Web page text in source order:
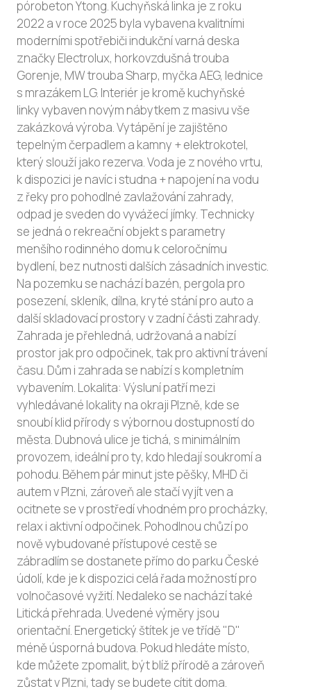
pórobeton Ytong. Kuchyňská linka je z roku
2022 a v roce 2025 byla vybavena kvalitními
moderními spotřebiči indukční varná deska
značky Electrolux, horkovzdušná trouba
Gorenje, MW trouba Sharp, myčka AEG, lednice
s mrazákem LG. Interiér je kromě kuchyňské
linky vybaven novým nábytkem z masivu vše
zakázková výroba. Vytápění je zajištěno
tepelným čerpadlem a kamny + elektrokotel,
který slouží jako rezerva. Voda je z nového vrtu,
k dispozici je navíc i studna + napojení na vodu
z řeky pro pohodlné zavlažování zahrady,
odpad je sveden do vyvážecí jímky. Technicky
se jedná o rekreační objekt s parametry
menšího rodinného domu k celoročnímu
bydlení, bez nutnosti dalších zásadních investic.
Na pozemku se nachází bazén, pergola pro
posezení, skleník, dílna, kryté stání pro auto a
další skladovací prostory v zadní části zahrady.
Zahrada je přehledná, udržovaná a nabízí
prostor jak pro odpočinek, tak pro aktivní trávení
času. Dům i zahrada se nabízí s kompletním
vybavením. Lokalita: Výsluní patří mezi
vyhledávané lokality na okraji Plzně, kde se
snoubí klid přírody s výbornou dostupností do
města. Dubnová ulice je tichá, s minimálním
provozem, ideální pro ty, kdo hledají soukromí a
pohodu. Během pár minut jste pěšky, MHD či
autem v Plzni, zároveň ale stačí vyjít ven a
ocitnete se v prostředí vhodném pro procházky,
relax i aktivní odpočinek. Pohodlnou chůzí po
nově vybudované přístupové cestě se
zábradlím se dostanete přímo do parku České
údolí, kde je k dispozici celá řada možností pro
volnočasové vyžití. Nedaleko se nachází také
Litická přehrada. Uvedené výměry jsou
orientační. Energetický štítek je ve třídě "D"
méně úsporná budova. Pokud hledáte místo,
kde můžete zpomalit, být blíž přírodě a zároveň
zůstat v Plzni, tady se budete cítit doma.